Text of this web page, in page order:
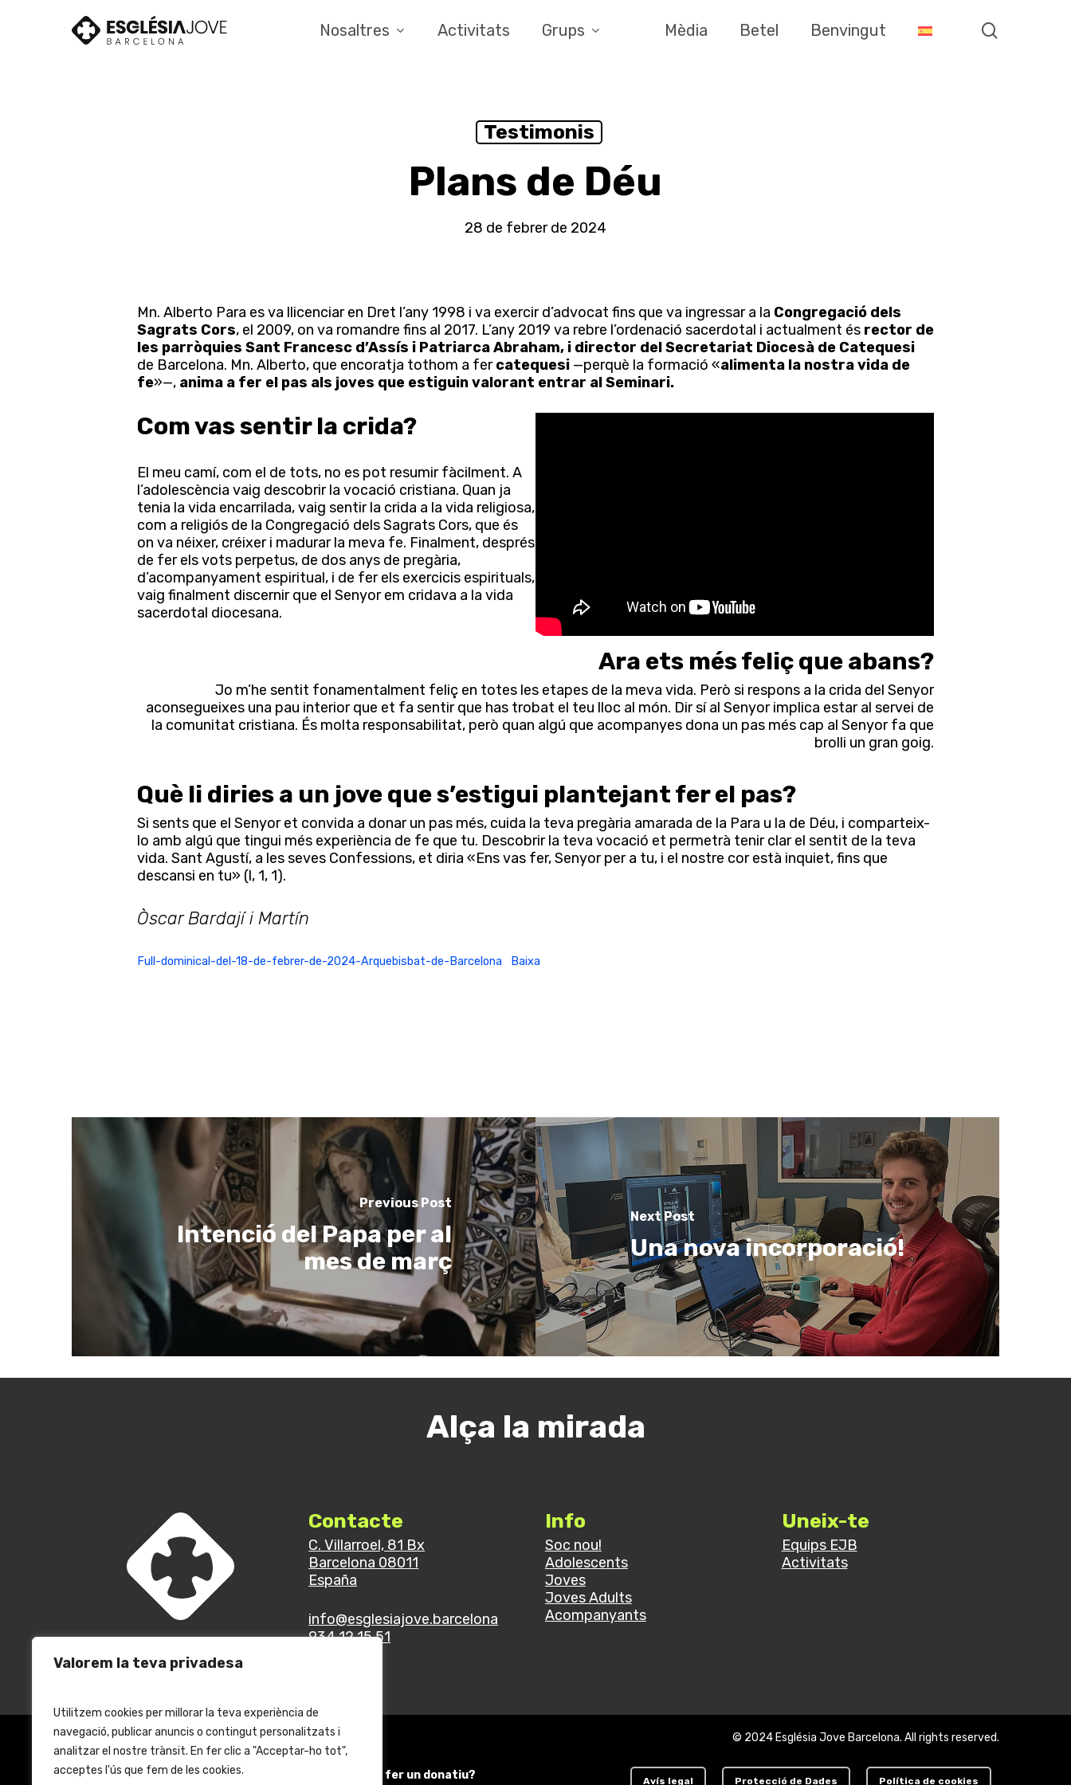
Valorem la teva privadesa
Utilitzem cookies per millorar la teva experiència de
navegació, publicar anuncis o contingut personalitzats i
analitzar el nostre trànsit. En fer clic a "Acceptar-ho tot",
acceptes l'ús que fem de les cookies.
Premeu Intro per cercar o ESC per tancar
Nosaltres Activitats Grups Mèdia Betel Benvingut
Testimonis
Plans de Déu
28 de febrer de 2024
Mn. Alberto Para es va llicenciar en Dret l’any 1998 i va exercir d’advocat fins que va ingressar a la Congregació dels
Sagrats Cors, el 2009, on va romandre fins al 2017. L’any 2019 va rebre l’ordenació sacerdotal i actualment és rector de
les parròquies Sant Francesc d’Assís i Patriarca Abraham, i director del Secretariat Diocesà de Catequesi
de Barcelona. Mn. Alberto, que encoratja tothom a fercatequesi —perquè la formació «alimenta la nostra vida de
fe»—, anima a fer el pas als joves que estiguin valorant entrar al Seminari.
Com vas sentir la crida?
El meu camí, com el de tots, no es pot resumir fàcilment. A
l’adolescència vaig descobrir la vocació cristiana. Quan ja
tenia la vida encarrilada, vaig sentir la crida a la vida religiosa,
com a religiós de la Congregació dels Sagrats Cors, que és
on va néixer, créixer i madurar la meva fe. Finalment, després
de fer els vots perpetus, de dos anys de pregària,
d’acompanyament espiritual, i de fer els exercicis espirituals,
vaig finalment discernir que el Senyor em cridava a la vida
sacerdotal diocesana.
Ara ets més feliç que abans?
Jo m’he sentit fonamentalment feliç en totes les etapes de la meva vida. Però si respons a la crida del Senyor
aconsegueixes una pau interior que et fa sentir que has trobat el teu lloc al món. Dir sí al Senyor implica estar al servei de
la comunitat cristiana. És molta responsabilitat, però quan algú que acompanyes dona un pas més cap al Senyor fa que
brolli un gran goig.
Què li diries a un jove que s’estigui plantejant fer el pas?
Si sents que el Senyor et convida a donar un pas més, cuida la teva pregària amarada de la Para u la de Déu, i comparteix-
lo amb algú que tingui més experiència de fe que tu. Descobrir la teva vocació et permetrà tenir clar el sentit de la teva
vida. Sant Agustí, a les seves Confessions, et diria «Ens vas fer, Senyor per a tu, i el nostre cor està inquiet, fins que
descansi en tu» (l, 1, 1).
Òscar Bardají i Martín
Full-dominical-del-18-de-febrer-de-2024-Arquebisbat-de-Barcelona Baixa
Previous Post
Intenció del Papa per al
mes de març
Next Post
Una nova incorporació!
Alça la mirada
Contacte
C. Villarroel, 81 Bx
Barcelona 08011
España
info@esglesiajove.barcelona
934 12 15 51
Info
Soc nou!
Adolescents
Joves
Joves Adults
Acompanyants
Uneix-te
Equips EJB
Activitats
Vols fer un donatiu?
© 2024 Església Jove Barcelona. All rights reserved.
Avís legal Protecció de Dades Política de cookies